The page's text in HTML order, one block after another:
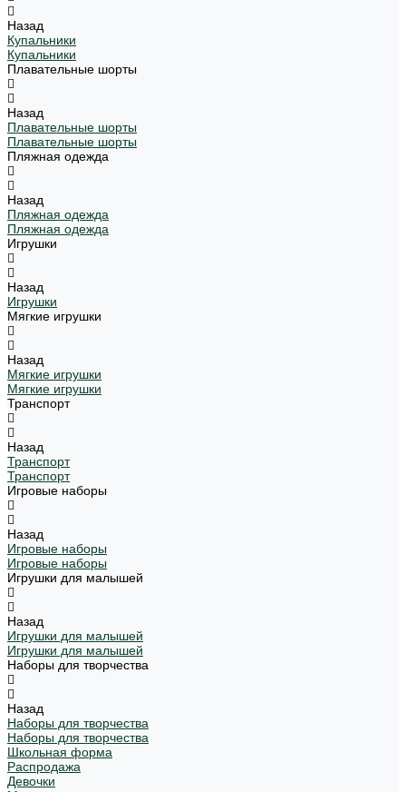
Назад
Купальники
Купальники
Плавательные шорты
Назад
Плавательные шорты
Плавательные шорты
Пляжная одежда
Назад
Пляжная одежда
Пляжная одежда
Игрушки
Назад
Игрушки
Мягкие игрушки
Назад
Мягкие игрушки
Мягкие игрушки
Транспорт
Назад
Транспорт
Транспорт
Игровые наборы
Назад
Игровые наборы
Игровые наборы
Игрушки для малышей
Назад
Игрушки для малышей
Игрушки для малышей
Наборы для творчества
Назад
Наборы для творчества
Наборы для творчества
Школьная форма
Распродажа
Девочки